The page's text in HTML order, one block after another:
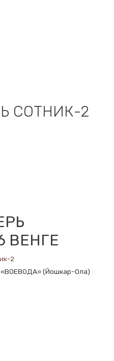
СОТНИК-2
ВЕНГЕ
2
«ВОЕВОДА» (Йошкар-Ола)